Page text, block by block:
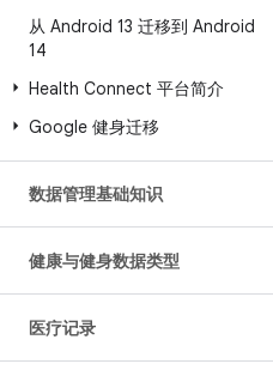
从 Android 13 迁移到 Android
14
Health Connect 平台简介
Google 健身迁移
数据管理基础知识
健康与健身数据类型
医疗记录